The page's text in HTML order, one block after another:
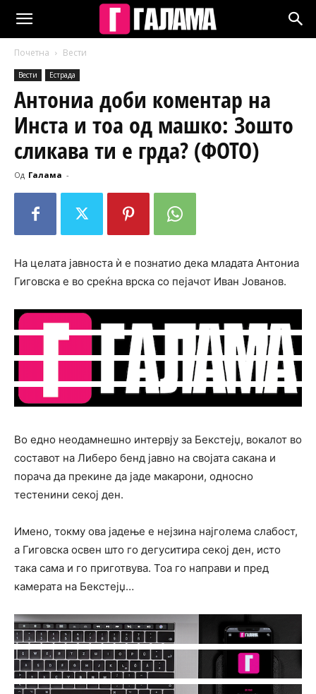
Почетна Вести
Вести Естрада
Антониа доби коментар на
Инста и тоа од машко: Зошто
сликава ти е гpдa? (ФОТО)
Од Галама -
На целата јавноста ѝ е познатио дека младата Антониа
Гиговска е во среќна врска со пејачот Иван Јованов.
Во едно неодамнешно интервју за Бекстејџ, вокалот во
составот на Либеро бенд јавно на својата сакана и
порача да прекине да јаде макарони, односно
тестенини секој ден.
Имено, токму ова јадење е нејзина најголема слабост,
а Гиговска освен што го дегуситира секој ден, исто
така сама и го приготвува. Тоа го направи и пред
камерата на Бекстејџ…